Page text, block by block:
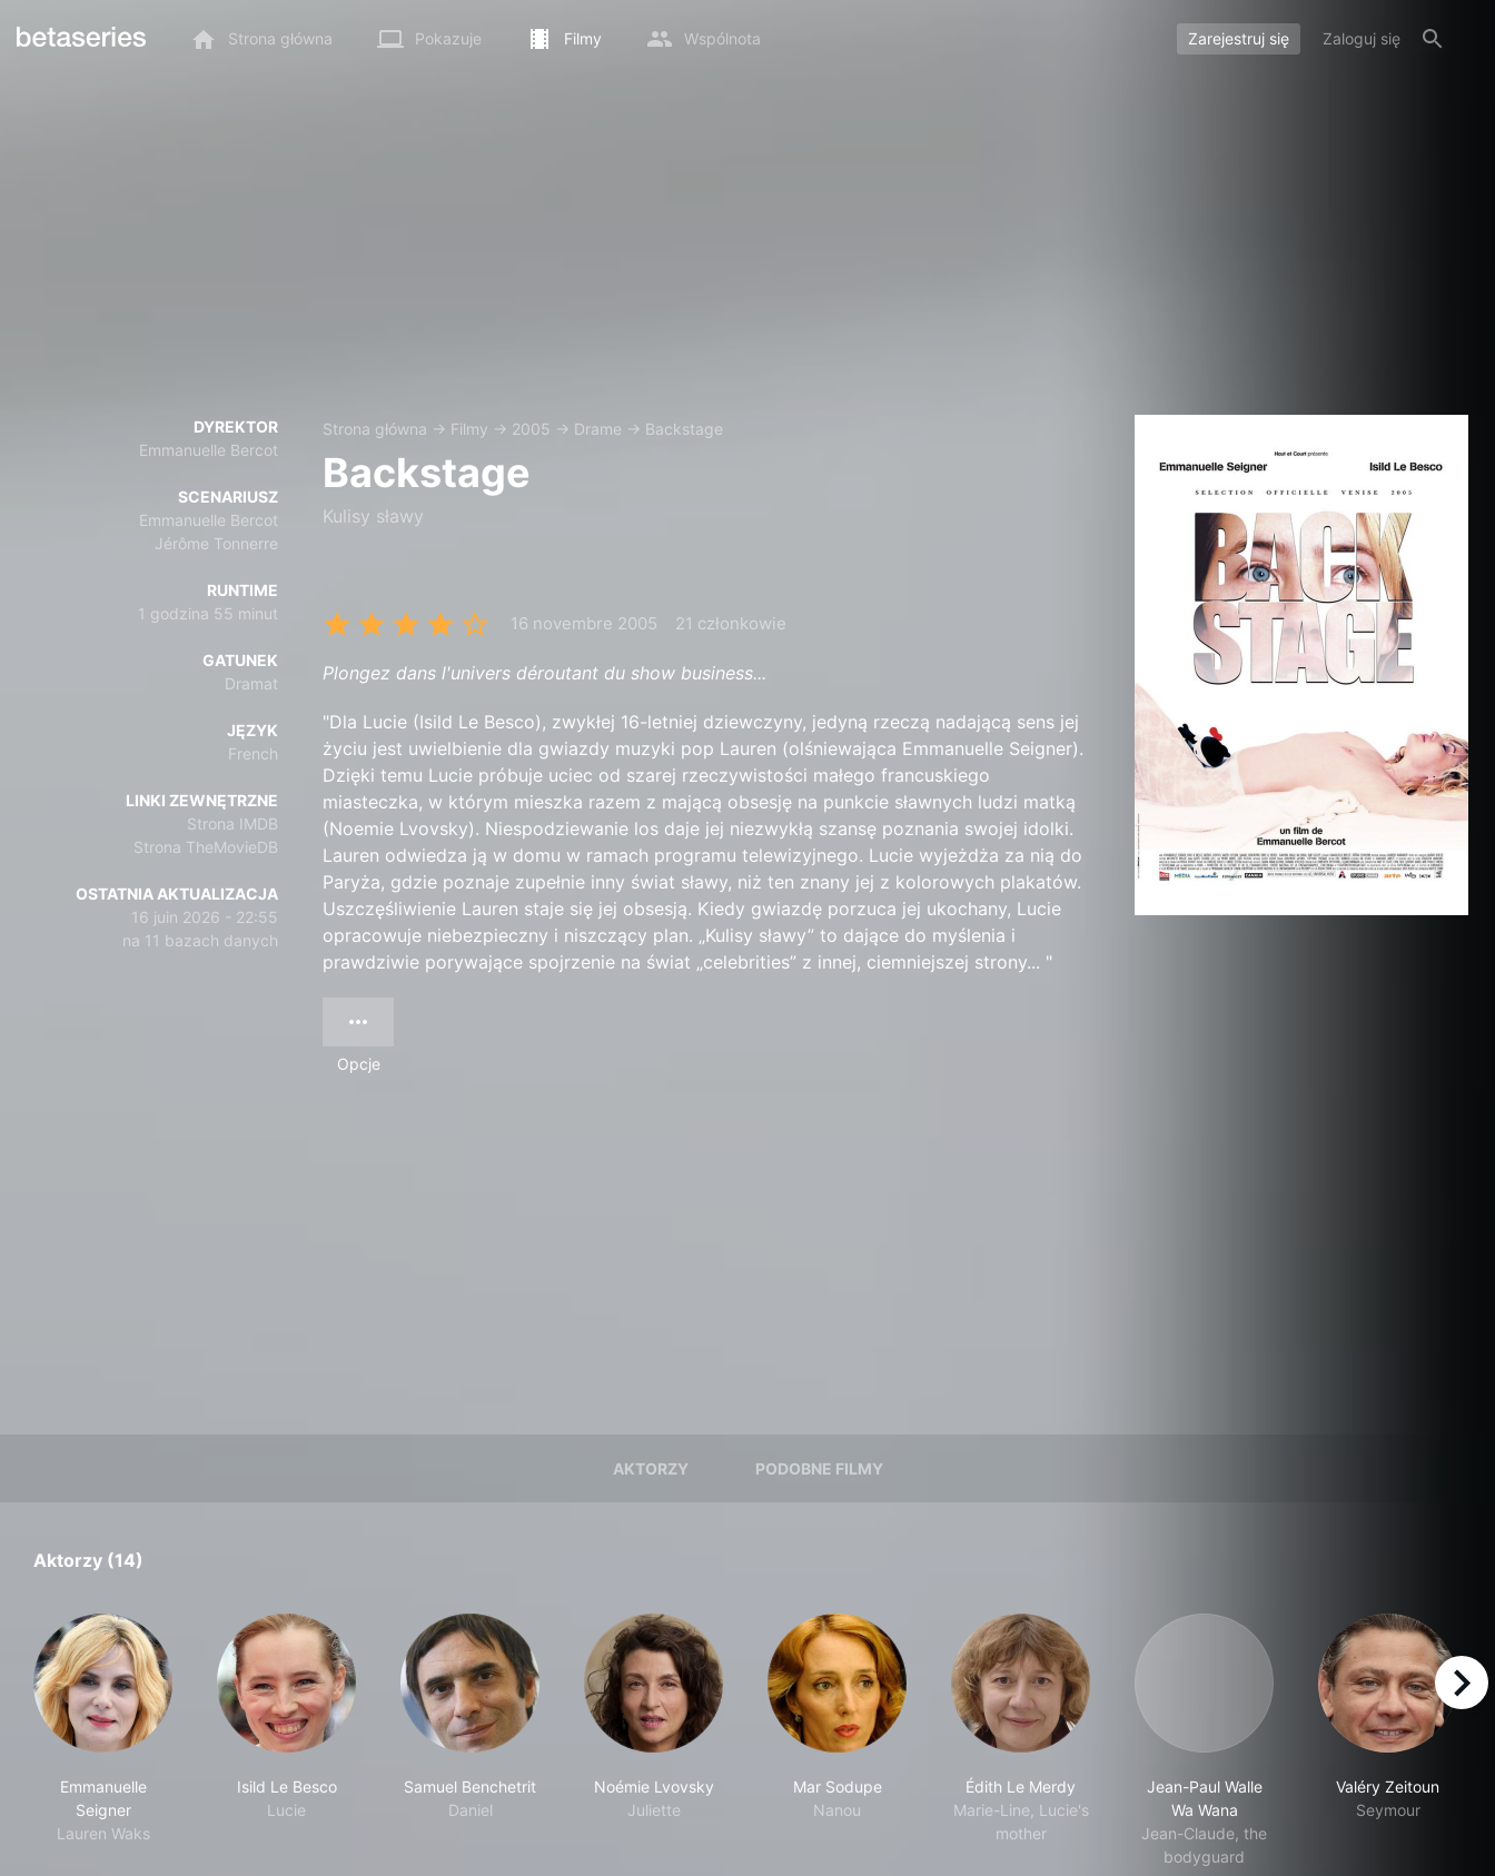
Strona główna Pokazuje Filmy Wspólnota Zarejestruj się Zaloguj się
DYREKTOR
Emmanuelle Bercot
SCENARIUSZ
Emmanuelle Bercot
Jérôme Tonnerre
RUNTIME
1 godzina 55 minut
GATUNEK
Dramat
JĘZYK
French
LINKI ZEWNĘTRZNE
Strona IMDB
Strona TheMovieDB
OSTATNIA AKTUALIZACJA
16 juin 2026 - 22:55
na 11 bazach danych
Strona główna → Filmy → 2005 → Drame → Backstage
Backstage
Kulisy sławy
16 novembre 2005 21 członkowie
Plongez dans l'univers déroutant du show business...
"Dla Lucie (Isild Le Besco), zwykłej 16-letniej dziewczyny, jedyną rzeczą nadającą sens jej
życiu jest uwielbienie dla gwiazdy muzyki pop Lauren (olśniewająca Emmanuelle Seigner).
Dzięki temu Lucie próbuje uciec od szarej rzeczywistości małego francuskiego
miasteczka, w którym mieszka razem z mającą obsesję na punkcie sławnych ludzi matką
(Noemie Lvovsky). Niespodziewanie los daje jej niezwykłą szansę poznania swojej idolki.
Lauren odwiedza ją w domu w ramach programu telewizyjnego. Lucie wyjeżdża za nią do
Paryża, gdzie poznaje zupełnie inny świat sławy, niż ten znany jej z kolorowych plakatów.
Uszczęśliwienie Lauren staje się jej obsesją. Kiedy gwiazdę porzuca jej ukochany, Lucie
opracowuje niebezpieczny i niszczący plan. „Kulisy sławy” to dające do myślenia i
prawdziwie porywające spojrzenie na świat „celebrities” z innej, ciemniejszej strony... "
Opcje
AKTORZY PODOBNE FILMY
Aktorzy (14)
Emmanuelle
Seigner
Lauren Waks
Isild Le Besco
Lucie
Samuel Benchetrit
Daniel
Noémie Lvovsky
Juliette
Mar Sodupe
Nanou
Édith Le Merdy
Marie-Line, Lucie's
mother
Jean-Paul Walle
Wa Wana
Jean-Claude, the
bodyguard
Valéry Zeitoun
Seymour
right